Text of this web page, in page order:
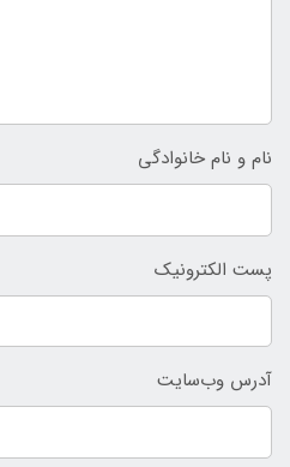
نام و نام خانوادگی
پست الکترونیک
آدرس وب‌سایت